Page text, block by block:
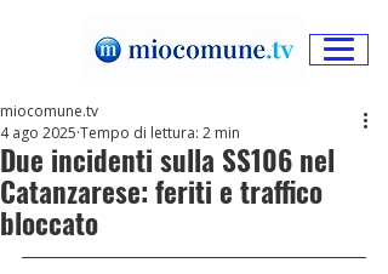
Due incidenti sulla SS106 nel
Catanzarese: feriti e traffico
bloccato
miocomune.tv
4 ago 2025 Tempo di lettura: 2 min